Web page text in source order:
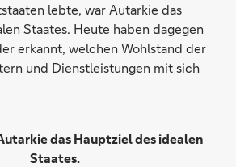
lebte, war Autarkie das
Staates. Heute haben dagegen
erkannt, welchen Wohlstand der
und Dienstleistungen mit sich
das Hauptziel des idealen
Staates.